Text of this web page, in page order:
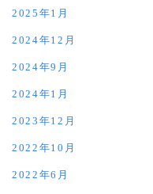
2025年1月
2024年12月
2024年9月
2024年1月
2023年12月
2022年10月
2022年6月